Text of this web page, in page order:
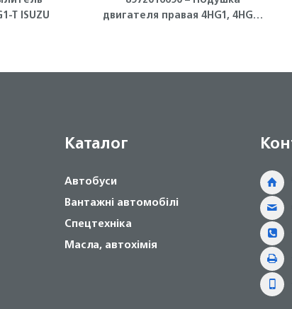
T ISUZU
двигателя правая 4HG1, 4HG1-
Каталог
Автобуси
Вантажні автомобілі
Спецтехніка
Масла, автохімія